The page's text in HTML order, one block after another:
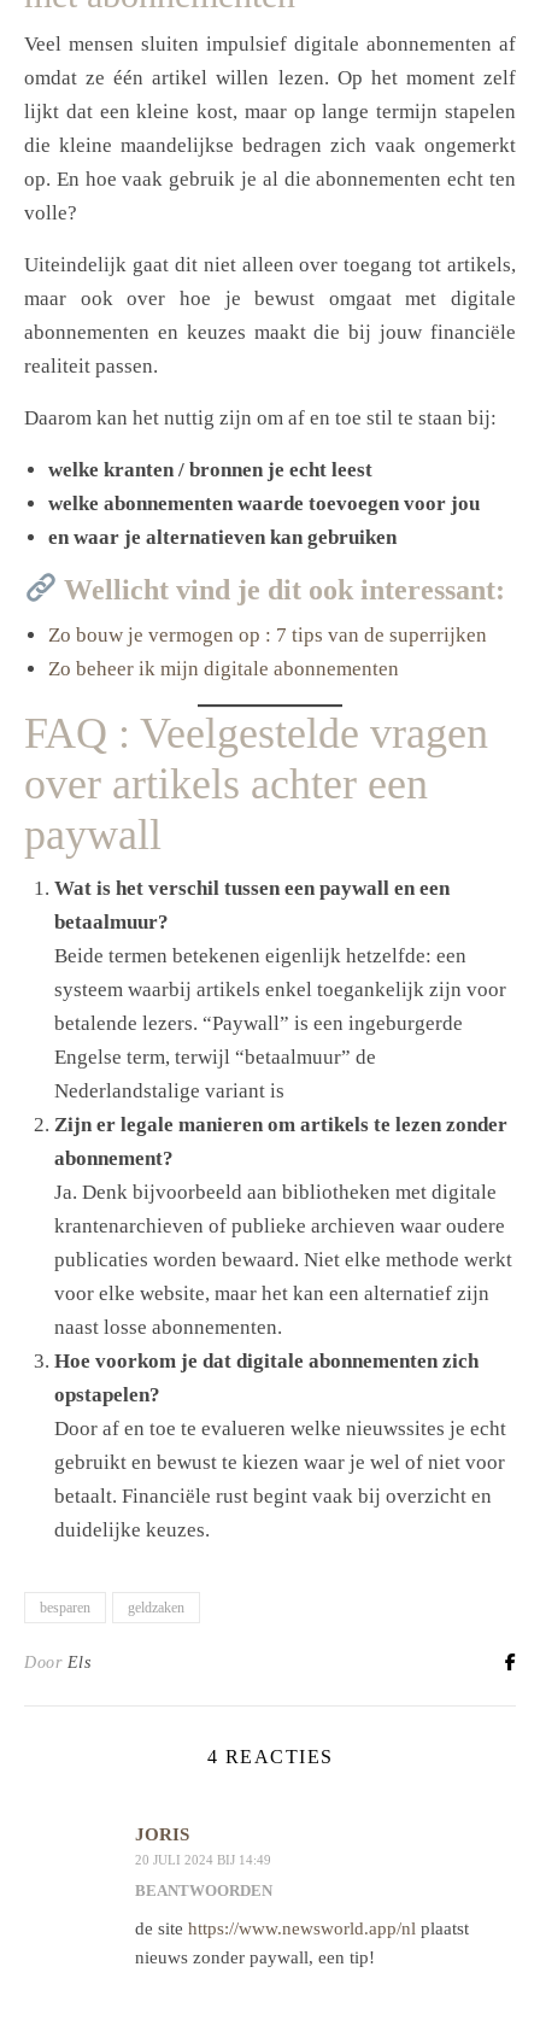
Veel mensen sluiten impulsief digitale abonnementen af
omdat ze één artikel willen lezen. Op het moment zelf
lijkt dat een kleine kost, maar op lange termijn stapelen
die kleine maandelijkse bedragen zich vaak ongemerkt
op. En hoe vaak gebruik je al die abonnementen echt ten
volle?
Uiteindelijk gaat dit niet alleen over toegang tot artikels,
maar ook over hoe je bewust omgaat met digitale
abonnementen en keuzes maakt die bij jouw financiële
realiteit passen.
Daarom kan het nuttig zijn om af en toe stil te staan bij:
welke kranten / bronnen je echt leest
welke abonnementen waarde toevoegen voor jou
en waar je alternatieven kan gebruiken
Wellicht vind je dit ook interessant:
Zo bouw je vermogen op : 7 tips van de superrijken
Zo beheer ik mijn digitale abonnementen
FAQ : Veelgestelde vragen
over artikels achter een
paywall
Wat is het verschil tussen een paywall en een
betaalmuur?
Beide termen betekenen eigenlijk hetzelfde: een
systeem waarbij artikels enkel toegankelijk zijn voor
betalende lezers. “Paywall” is een ingeburgerde
Engelse term, terwijl “betaalmuur” de
Nederlandstalige variant is
Zijn er legale manieren om artikels te lezen zonder
abonnement?
Ja. Denk bijvoorbeeld aan bibliotheken met digitale
krantenarchieven of publieke archieven waar oudere
publicaties worden bewaard. Niet elke methode werkt
voor elke website, maar het kan een alternatief zijn
naast losse abonnementen.
Hoe voorkom je dat digitale abonnementen zich
opstapelen?
Door af en toe te evalueren welke nieuwssites je echt
gebruikt en bewust te kiezen waar je wel of niet voor
betaalt. Financiële rust begint vaak bij overzicht en
duidelijke keuzes.
besparen geldzaken
Door Els
4 REACTIES
JORIS
20 JULI 2024 BIJ 14:49
BEANTWOORDEN
de site https://www.newsworld.app/nl plaatst
nieuws zonder paywall, een tip!